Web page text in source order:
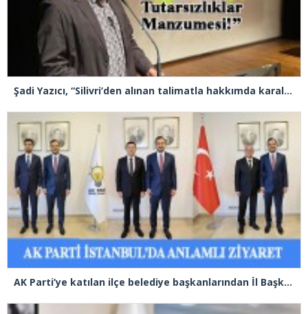
Şadi Yazıcı, “Silivri’den alınan talimatla hakkımda karalama kampanyası yürütülüyor”
AK Parti’ye katılan ilçe belediye başkanlarından İl Başkanı Özdemir’e ziyaret